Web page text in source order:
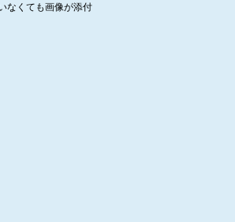
なくても画像が添付